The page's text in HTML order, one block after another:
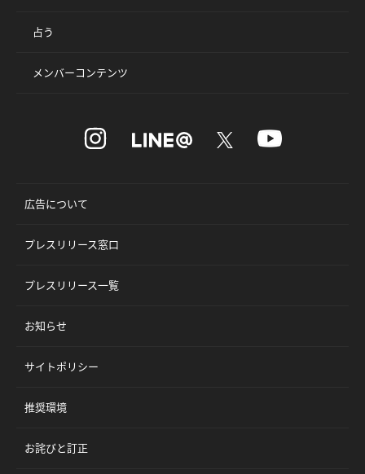
占う
メンバーコンテンツ
広告について
プレスリリース窓口
プレスリリース一覧
お知らせ
サイトポリシー
推奨環境
お詫びと訂正